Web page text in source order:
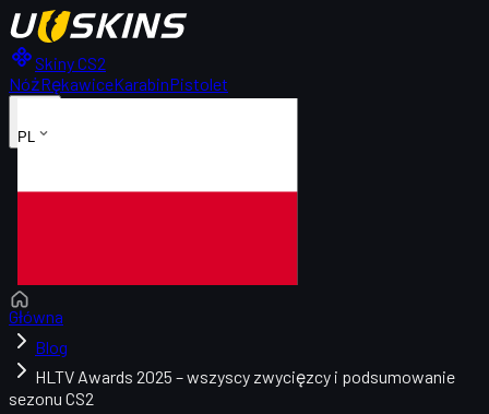
Skiny CS2
NóżRękawiceKarabinPistolet
PL
Główna
Blog
HLTV Awards 2025 – wszyscy zwycięzcy i podsumowanie
sezonu CS2